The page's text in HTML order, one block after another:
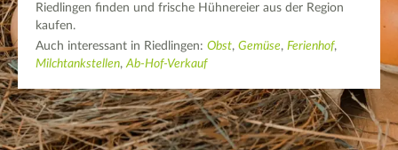
Riedlingen finden und frische Hühnereier aus der Region
kaufen.
Auch interessant in Riedlingen: Obst, Gemüse, Ferienhof,
Milchtankstellen,Ab-Hof-Verkauf